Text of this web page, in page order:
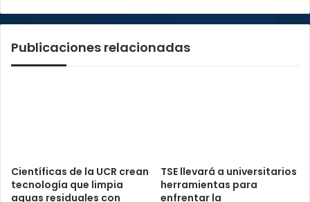
de
Publicaciones relacionadas
Científicas de la UCR crean
tecnología que limpia
aguas residuales con
TSE llevará a universitarios
herramientas para
enfrentar la